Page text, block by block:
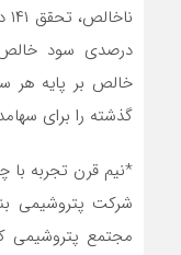
گذشته را برای
*نیم قرن تجربه با
شرکت پتروشیمی
مجتمع پتروشیمی